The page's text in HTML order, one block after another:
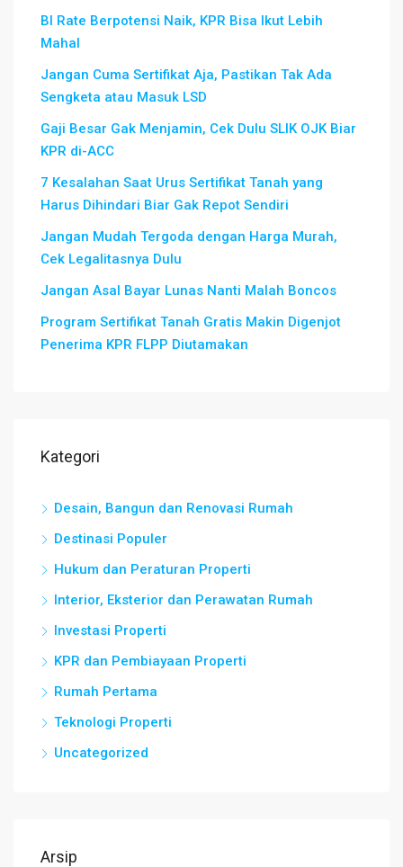
BI Rate Berpotensi Naik, KPR Bisa Ikut Lebih
Mahal
Jangan Cuma Sertifikat Aja, Pastikan Tak Ada
Sengketa atau Masuk LSD
Gaji Besar Gak Menjamin, Cek Dulu SLIK OJK Biar
KPR di-ACC
7 Kesalahan Saat Urus Sertifikat Tanah yang
Harus Dihindari Biar Gak Repot Sendiri
Jangan Mudah Tergoda dengan Harga Murah,
Cek Legalitasnya Dulu
Jangan Asal Bayar Lunas Nanti Malah Boncos
Program Sertifikat Tanah Gratis Makin Digenjot
Penerima KPR FLPP Diutamakan
Kategori
Desain, Bangun dan Renovasi Rumah
Destinasi Populer
Hukum dan Peraturan Properti
Interior, Eksterior dan Perawatan Rumah
Investasi Properti
KPR dan Pembiayaan Properti
Rumah Pertama
Teknologi Properti
Uncategorized
Arsip